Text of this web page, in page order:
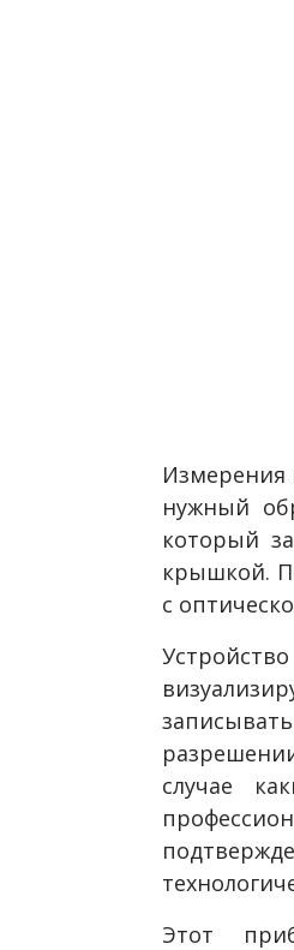
Измерения
нужный
который
крышкой.
с
случае
Этот